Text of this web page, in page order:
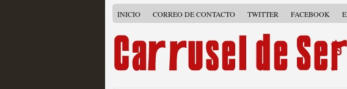
INICIO CORREO DE CONTACTO TWITTER FACEBOOK